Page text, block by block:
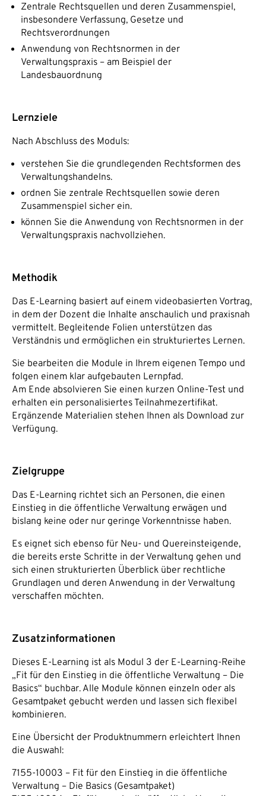
Zentrale Rechtsquellen und deren Zusammenspiel,
insbesondere Verfassung, Gesetze und
Rechtsverordnungen
Anwendung von Rechtsnormen in der
Verwaltungspraxis – am Beispiel der
Landesbauordnung
Lernziele
Nach Abschluss des Moduls:
verstehen Sie die grundlegenden Rechtsformen des
Verwaltungshandelns.
ordnen Sie zentrale Rechtsquellen sowie deren
Zusammenspiel sicher ein.
können Sie die Anwendung von Rechtsnormen in der
Verwaltungspraxis nachvollziehen.
Methodik
Das E-Learning basiert auf einem videobasierten Vortrag,
in dem der Dozent die Inhalte anschaulich und praxisnah
vermittelt. Begleitende Folien unterstützen das
Verständnis und ermöglichen ein strukturiertes Lernen.
Sie bearbeiten die Module in Ihrem eigenen Tempo und
folgen einem klar aufgebauten Lernpfad.
Am Ende absolvieren Sie einen kurzen Online-Test und
erhalten ein personalisiertes Teilnahmezertifikat.
Ergänzende Materialien stehen Ihnen als Download zur
Verfügung.
Zielgruppe
Das E-Learning richtet sich an Personen, die einen
Einstieg in die öffentliche Verwaltung erwägen und
bislang keine oder nur geringe Vorkenntnisse haben.
Es eignet sich ebenso für Neu- und Quereinsteigende,
die bereits erste Schritte in der Verwaltung gehen und
sich einen strukturierten Überblick über rechtliche
Grundlagen und deren Anwendung in der Verwaltung
verschaffen möchten.
Zusatzinformationen
Dieses E-Learning ist als Modul 3 der E-Learning-Reihe
„Fit für den Einstieg in die öffentliche Verwaltung – Die
Basics“ buchbar. Alle Module können einzeln oder als
Gesamtpaket gebucht werden und lassen sich flexibel
kombinieren.
Eine Übersicht der Produktnummern erleichtert Ihnen
die Auswahl:
7155-10003 – Fit für den Einstieg in die öffentliche
Verwaltung – Die Basics (Gesamtpaket)